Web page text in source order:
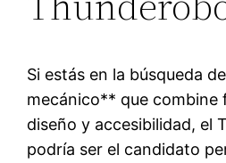
Si estás en la búsqueda
mecánico** que combine
diseño y accesibilidad, el
podría ser el candidato